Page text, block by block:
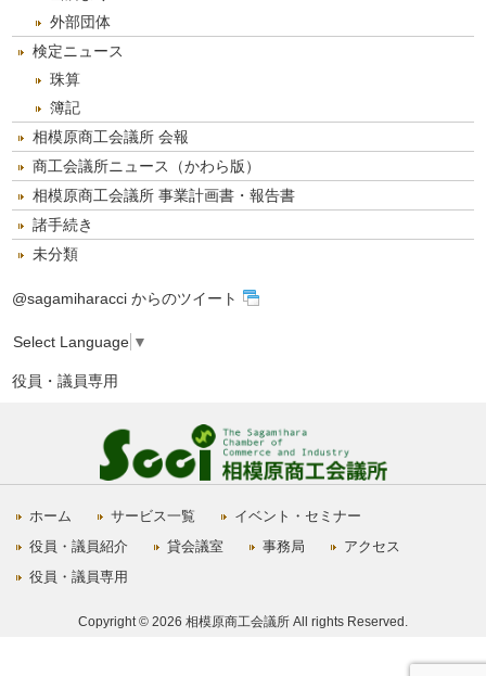
外部団体
検定ニュース
珠算
簿記
相模原商工会議所 会報
商工会議所ニュース（かわら版）
相模原商工会議所 事業計画書・報告書
諸手続き
未分類
@sagamiharacci からのツイート
Select Language ▼
役員・議員専用
ホーム サービス一覧
イベント・セミナー
役員・議員紹介
貸会議室 事務局
アクセス
役員・議員専用
Copyright © 2026 相模原商工会議所 All rights Reserved.